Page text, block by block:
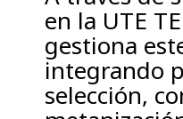
en la UTE
gestiona
integrando
selección,